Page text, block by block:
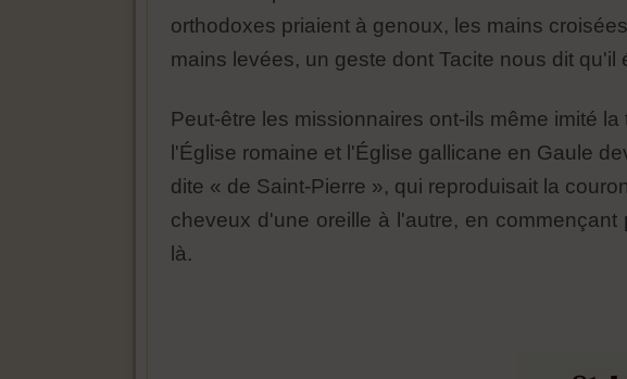
orthodoxes priaient à genoux, les mains
mains levées, un geste dont Tacite nous dit
Peut-être les missionnaires ont-ils même imité
l'Église romaine et l'Église gallicane en Gaule
dite « de Saint-Pierre », qui reproduisait la
cheveux d'une oreille à l'autre, en
là.